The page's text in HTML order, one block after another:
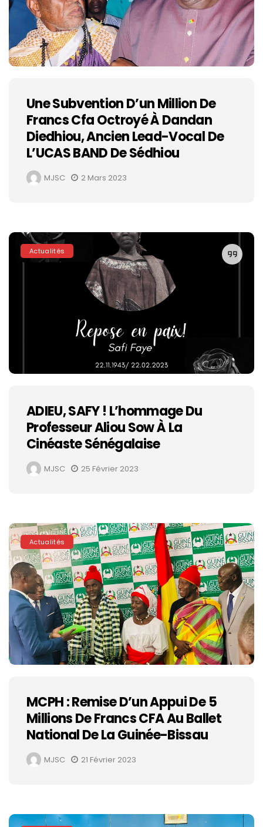
Une Subvention D’un Million De
Francs Cfa Octroyé À Dandan
Diedhiou, Ancien Lead-Vocal De
L’UCAS BAND De Sédhiou
MJSC 2 Mars 2023
Actualités
ADIEU, SAFY ! L’hommage Du
Professeur Aliou Sow À La
Cinéaste Sénégalaise
MJSC 25 Février 2023
Actualités
MCPH : Remise D’un Appui De 5
Millions De Francs CFA Au Ballet
National De La Guinée-Bissau
MJSC 21 Février 2023